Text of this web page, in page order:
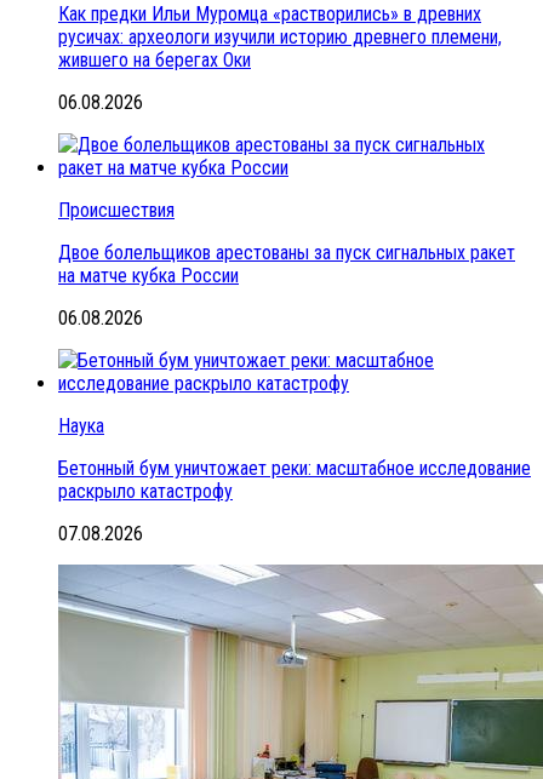
Как предки Ильи Муромца «растворились» в древних
русичах: археологи изучили историю древнего племени,
жившего на берегах Оки
06.08.2026
Происшествия
Двое болельщиков арестованы за пуск сигнальных ракет
на матче кубка России
06.08.2026
Наука
Бетонный бум уничтожает реки: масштабное исследование
раскрыло катастрофу
07.08.2026